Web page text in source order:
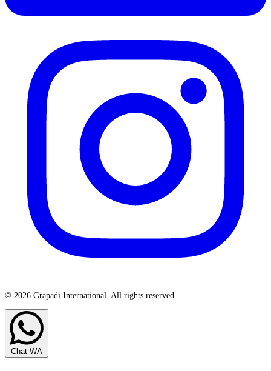
© 2026 Grapadi International. All rights reserved.
Chat WA